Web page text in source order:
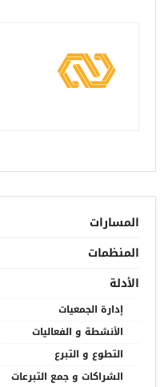
المسارات
المنظمات
الأدلة
إدارة الجمعيات
الأنشطة و الفعاليات
التطوع و التبرع
الشراكات و جمع التبرعات